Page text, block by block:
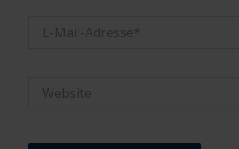
Mail-